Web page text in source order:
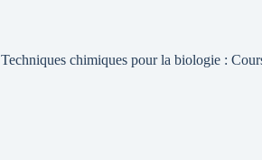
Techniques chimiques pour la biologie :